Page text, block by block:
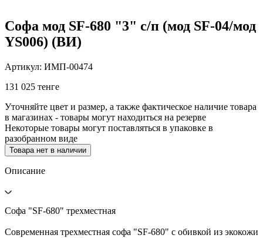
Софа мод SF-680 "3" с/п (мод SF-04/мод
YS006) (ВИ)
Артикул: ИМП-00474
131 025 тенге
Уточняйте цвет и размер, а также фактическое наличие товара
в магазинах - товары могут находиться на резерве
Некоторые товары могут поставляться в упаковке в
разобранном виде
Товара нет в наличии
Описание
Софа "SF-680" трехместная
Современная трехместная софа "SF-680" с обивкой из экокожи